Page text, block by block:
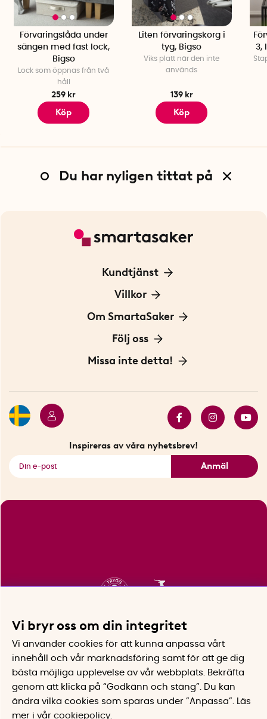
Förvaringslåda under
sängen med fast lock,
Bigso
Lock som öppnas från två
håll
259 kr
Köp
Liten förvaringskorg i
tyg, Bigso
Viks platt när den inte
används
139 kr
Köp
3,
Du har nyligen tittat på
Kundtjänst
Kontakta oss
För Företag
Villkor
Frakt och leverans
Personuppgiftspolicy
Om SmartaSaker
Om oss
Vår historia
Följ oss
Blogg: Smarta tips
Missa inte detta!
Inspireras av våra nyhetsbrev!
Anmäl
Vi bryr oss om din integritet
Vi använder cookies för att kunna anpassa vårt
innehåll och vår marknadsföring samt för att ge dig
bästa möjliga upplevelse av vår webbplats.
Bekräfta
genom att klicka på “Godkänn och stäng”. Du kan
ändra vilka cookies som sparas under ”Anpassa”.
Läs
mer i vår cookiepolicy